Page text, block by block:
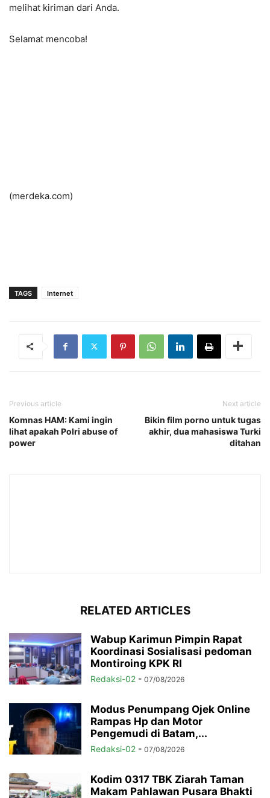
melihat kiriman dari Anda.
Selamat mencoba!
(merdeka.com)
TAGS Internet
Previous article
Komnas HAM: Kami ingin
lihat apakah Polri abuse of
power
Next article
Bikin film porno untuk tugas
akhir, dua mahasiswa Turki
ditahan
RELATED ARTICLES
Wabup Karimun Pimpin Rapat
Koordinasi Sosialisasi pedoman
Montiroing KPK RI
Redaksi-02 - 07/08/2026
Modus Penumpang Ojek Online
Rampas Hp dan Motor
Pengemudi di Batam,...
Redaksi-02 - 07/08/2026
Kodim 0317 TBK Ziarah Taman
Makam Pahlawan Pusara Bhakti